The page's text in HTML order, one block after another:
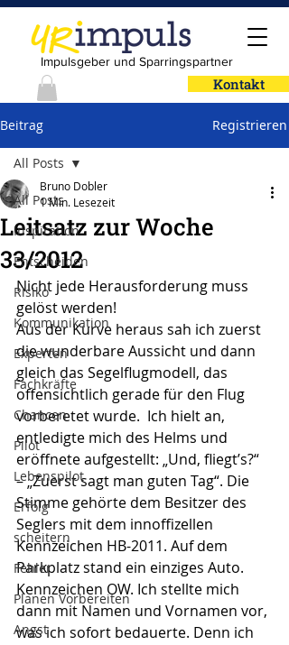
Impulsgeber und Sparringspartner
Kontakt
Beitrag Registrieren
All Posts
Inspiration
Entscheiden
Risiko
Kommunikation
Experten
Fachkräfte
Chancen
Pilot
Lebenspilot
Erfolg
scheitern
Fehler
Planen Vorbereiten
Angst
All Posts
Leitsatz zur Woche
33/2012
Bruno Dobler
1 Min. Lesezeit
Nicht jede Herausforderung muss
gelöst werden!
Aus der Kurve heraus sah ich zuerst
die wunderbare Aussicht und dann
gleich das Segelflugmodell, das
offensichtlich gerade für den Flug
vorberetet wurde.  Ich hielt an,
entledigte mich des Helms und
eröffnete aufgestellt: „Und, fliegt’s?“
– „Zuerst sagt man guten Tag“. Die
Stimme gehörte dem Besitzer des
Seglers mit dem innoffizellen
Kennzeichen HB-2011. Auf dem
Parkplatz stand ein einziges Auto.
Kennzeichen OW. Ich stellte mich
dann mit Namen und Vornamen vor,
was ich sofort bedauerte. Denn ich